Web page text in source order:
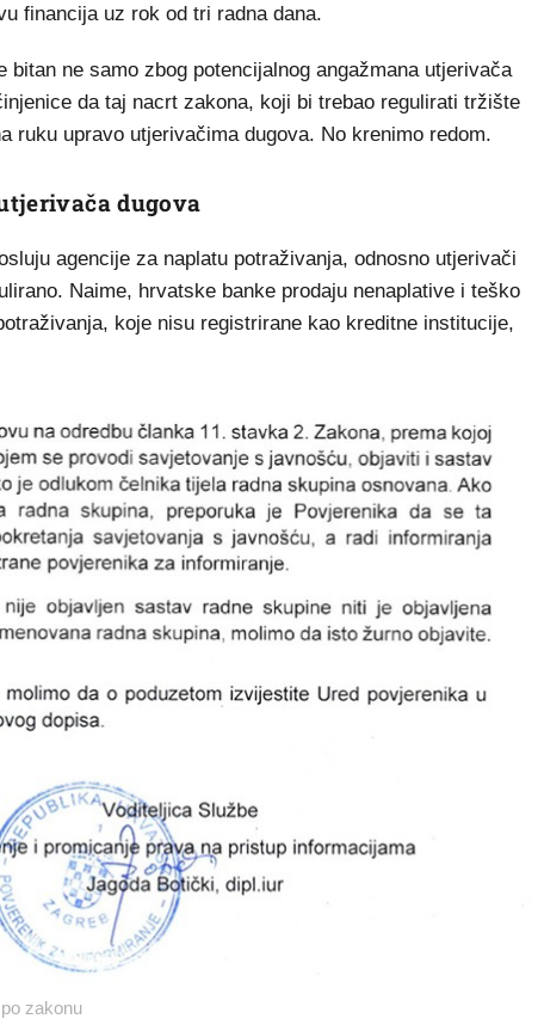
financija uz rok od tri radna dana.
ne samo zbog potencijalnog angažmana utjerivača
da taj nacrt zakona, koji bi trebao regulirati tržište
ruku upravo utjerivačima dugova. No krenimo redom.
dugova
agencije za naplatu potraživanja, odnosno utjerivači
Naime, hrvatske banke prodaju nenaplative i teško
koje nisu registrirane kao kreditne institucije,
zakonu